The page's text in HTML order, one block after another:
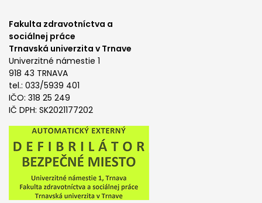
Fakulta zdravotníctva a
sociálnej práce
Trnavská univerzita v Trnave
Univerzitné námestie 1
918 43 TRNAVA
tel.: 033/5939 401
IČO: 318 25 249
IČ DPH: SK2021177202